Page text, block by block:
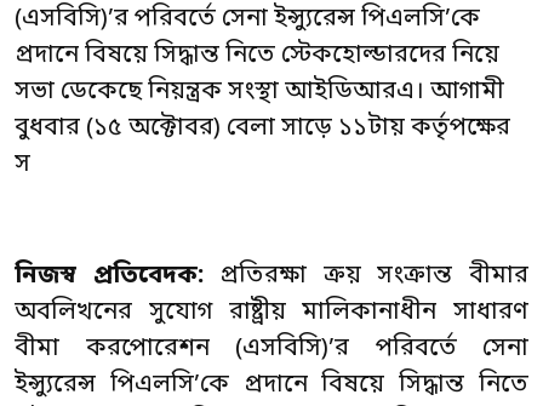
(এসবিসি)’র পরিবর্তে সেনা ইন্স্যুরেন্স পিএলসি’কে
প্রদানে বিষয়ে সিদ্ধান্ত নিতে স্টেকহোল্ডারদের নিয়ে
সভা ডেকেছে নিয়ন্ত্রক সংস্থা আইডিআরএ। আগামী
বুধবার (১৫ অক্টোবর) বেলা সাড়ে ১১টায় কর্তৃপক্ষের
স
নিজস্ব প্রতিবেদক:প্রতিরক্ষা ক্রয় সংক্রান্ত বীমার
অবলিখনের সুযোগ রাষ্ট্রীয় মালিকানাধীন সাধারণ
বীমা করপোরেশন (এসবিসি)’র পরিবর্তে সেনা
ইন্স্যুরেন্স পিএলসি’কে প্রদানে বিষয়ে সিদ্ধান্ত নিতে